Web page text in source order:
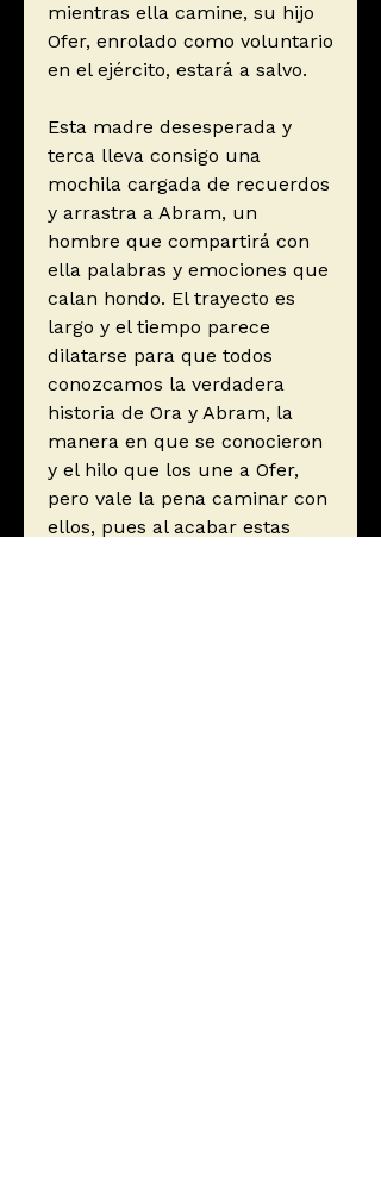
mientras ella camine, su hijo
Ofer, enrolado como voluntario
en el ejército, estará a salvo.
Esta madre desesperada y
terca lleva consigo una
mochila cargada de recuerdos
y arrastra a Abram, un
hombre que compartirá con
ella palabras y emociones que
calan hondo. El trayecto es
largo y el tiempo parece
dilatarse para que todos
conozcamos la verdadera
historia de Ora y Abram, la
manera en que se conocieron
y el hilo que los une a Ofer,
pero vale la pena caminar con
ellos, pues al acabar estas